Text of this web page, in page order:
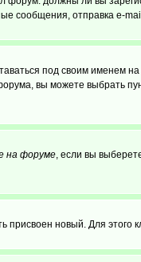
отправка e-
под своим именем
вы можете выбрать
на форуме, если вы
присвоен новый. Для этого